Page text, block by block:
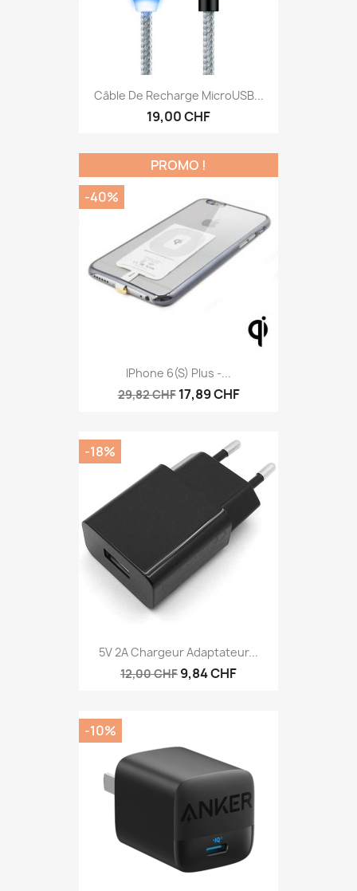
Câble De Recharge MicroUSB...
19,00 CHF
IPhone 6(S) Plus -...
29,82 CHF 17,89 CHF
PROMO !
-40%
5V 2A Chargeur Adaptateur...
12,00 CHF 9,84 CHF
-18%
-10%